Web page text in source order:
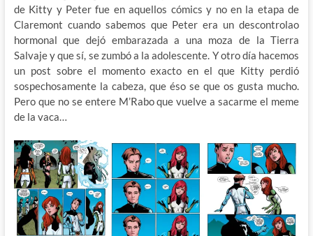
de Kitty y Peter fue en aquellos cómics y no en la etapa de
Claremont cuando sabemos que Peter era un descontrolao
hormonal que dejó embarazada a una moza de la Tierra
Salvaje y que sí, se zumbó a la adolescente. Y otro día hacemos
un post sobre el momento exacto en el que Kitty perdió
sospechosamente la cabeza, que éso se que os gusta mucho.
Pero que no se entere M’Rabo que vuelve a sacarme el meme
de la vaca…